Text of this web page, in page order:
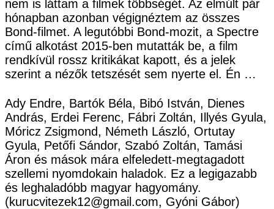
nem is láttam a filmek többségét. Az elmúlt pár
hónapban azonban végignéztem az összes
Bond-filmet. A legutóbbi Bond-mozit, a Spectre
című alkotást 2015-ben mutatták be, a film
rendkívül rossz kritikákat kapott, és a jelek
szerint a nézők tetszését sem nyerte el. Én …
Ady Endre, Bartók Béla, Bibó István, Dienes
András, Erdei Ferenc, Fábri Zoltán, Illyés Gyula,
Móricz Zsigmond, Németh László, Ortutay
Gyula, Petőfi Sándor, Szabó Zoltán, Tamási
Áron és mások mára elfeledett-megtagadott
szellemi nyomdokain haladok. Ez a legigazabb
és leghaladóbb magyar hagyomány.
(kurucvitezek12@gmail.com, Gyóni Gábor)